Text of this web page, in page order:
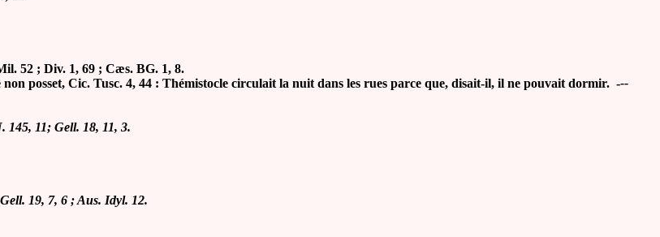
52 ; Div. 1, 69 ; Cæs. BG. 1, 8.
posset, Cic. Tusc. 4, 44 : Thémistocle circulait la nuit dans les rues parce que, disait-il, il ne pouvait dormir. ---
145, 11; Gell. 18, 11, 3.
19, 7, 6 ; Aus. Idyl. 12.